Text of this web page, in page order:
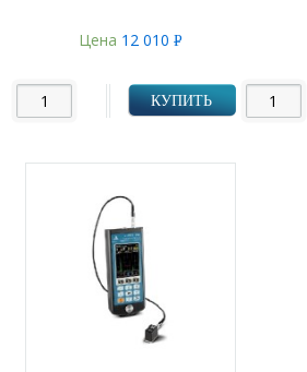
Цена 12 010 Р
КУПИТЬ